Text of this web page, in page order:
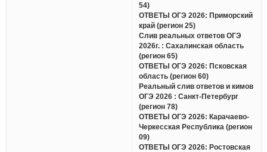
54)
ОТВЕТЫ ОГЭ 2026: Приморский
край (регион 25)
Слив реальных ответов ОГЭ
2026г. : Сахалинская область
(регион 65)
ОТВЕТЫ ОГЭ 2026: Псковская
область (регион 60)
Реальный слив ответов и кимов
ОГЭ 2026 : Санкт-Петербург
(регион 78)
ОТВЕТЫ ОГЭ 2026: Карачаево-
Черкесская Республика (регион
09)
ОТВЕТЫ ОГЭ 2026: Ростовская